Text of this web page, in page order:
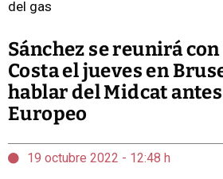
del gas
Sánchez se reunirá
Costa el jueves en
hablar del Midcat
Europeo
19 octubre 2022 - 12:48 h